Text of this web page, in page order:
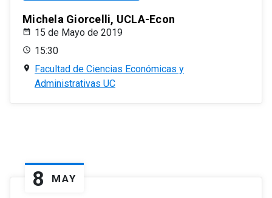
Michela Giorcelli, UCLA-Econ
15 de Mayo de 2019
15:30
Facultad de Ciencias Económicas y
Administrativas UC
8 MAY